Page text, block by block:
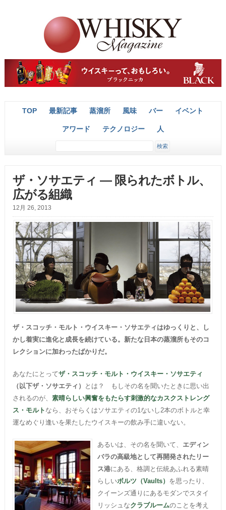
TOP 最新記事 蒸溜所 風味 バー イベント
アワード テクノロジー 人
ザ・ソサエティ ― 限られたボトル、
広がる組織
12月 26, 2013
ザ・スコッチ・モルト・ウイスキー・ソサエティはゆっくりと、し
かし着実に進化と成長を続けている。新たな日本の蒸溜所もそのコ
レクションに加わったばかりだ。
あなたにとってザ・スコッチ・モルト・ウイスキー・ソサエティ
（以下ザ・ソサエティ）
とは？ もしその名を聞いたときに思い出
されるのが、 素晴らしい興奮をもたらす刺激的なカスクストレング
ス・モルト なら、おそらくはソサエティの1ないし2本のボトルと幸
運なめぐり逢いを果たしたウイスキーの飲み手に違いない。
あるいは、その名を聞いて、 エディン
バラの高級地として再開発されたリー
ス港にある、格調と伝統あふれる素晴
らしいボルツ（Vaults） を思ったり、
クイーンズ通りにあるモダンでスタイ
リッシュなクラブルームのことを考え